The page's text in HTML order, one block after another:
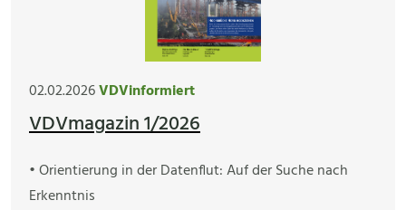
02.02.2026VDVinformiert
VDVmagazin 1/2026
• Orientierung in der Datenflut: Auf der Suche nach
Erkenntnis